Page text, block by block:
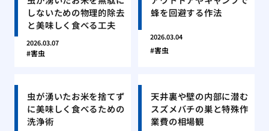
しないための物理的除去
と美味しく食べる工夫
2026.03.07
害虫
蜂を回避する作法
2026.03.04
害虫
虫が湧いたお米を捨てず
に美味しく食べるための
洗浄術
天井裏や壁の内部に潜む
スズメバチの巣と特殊作
業費の相場観